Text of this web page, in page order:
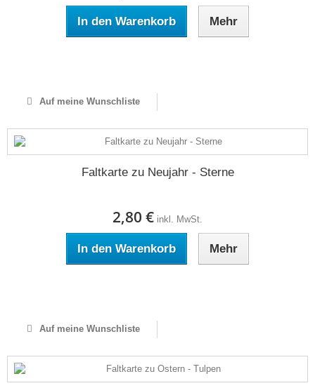
In den Warenkorb Mehr
Auf meine Wunschliste
Faltkarte zu Neujahr - Sterne
2,80 € inkl. MwSt.
In den Warenkorb Mehr
Auf meine Wunschliste